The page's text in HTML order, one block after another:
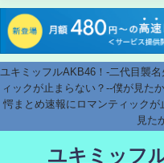
ユキミッフルAKB46！-二代目襲
ィックが止まらない？--僕が見た
愕まとめ速報にロマンティック
見た
ユキミッフ